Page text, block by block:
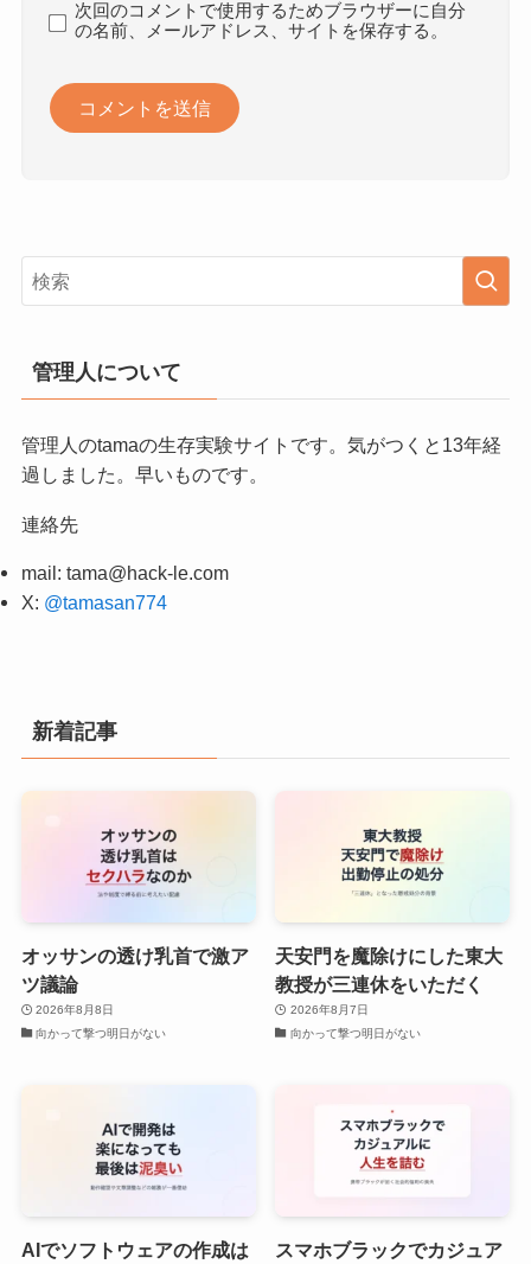
次回のコメントで使用するためブラウザーに自分
の名前、メールアドレス、サイトを保存する。
管理人について
管理人のtamaの生存実験サイトです。気がつくと13年経
過しました。早いものです。
連絡先
mail: tama@hack-le.com
X: @tamasan774
新着記事
オッサンの透け乳首で激ア
ツ議論
2026年8月8日
向かって撃つ明日がない
天安門を魔除けにした東大
教授が三連休をいただく
2026年8月7日
向かって撃つ明日がない
AIでソフトウェアの作成は
スマホブラックでカジュア